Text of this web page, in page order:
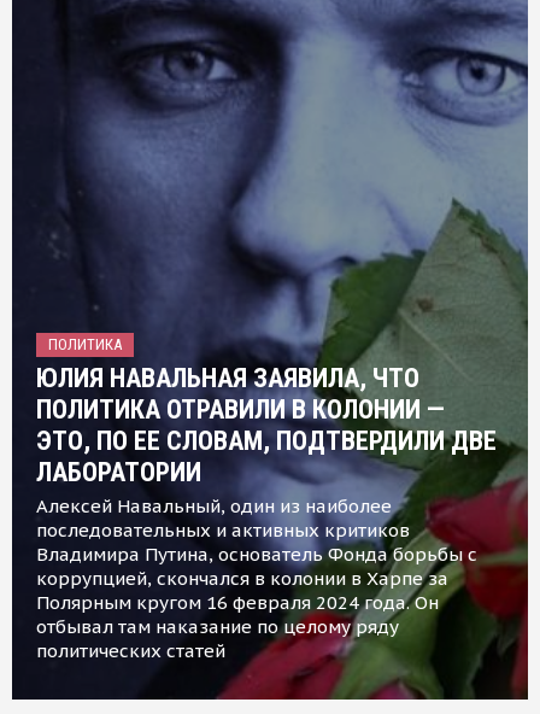
ПОЛИТИКА
ЮЛИЯ НАВАЛЬНАЯ ЗАЯВИЛА, ЧТО
ПОЛИТИКА ОТРАВИЛИ В КОЛОНИИ —
ЭТО, ПО ЕЕ СЛОВАМ, ПОДТВЕРДИЛИ ДВЕ
ЛАБОРАТОРИИ
Алексей Навальный, один из наиболее
последовательных и активных критиков
Владимира Путина, основатель Фонда борьбы с
коррупцией, скончался в колонии в Харпе за
Полярным кругом 16 февраля 2024 года. Он
отбывал там наказание по целому ряду
политических статей